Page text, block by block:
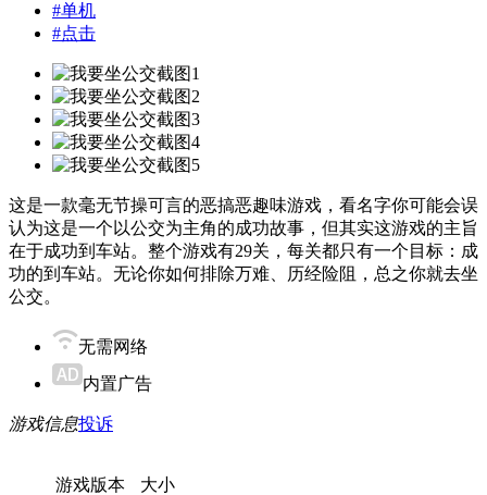
#单机
#点击
这是一款毫无节操可言的恶搞恶趣味游戏，看名字你可能会误
认为这是一个以公交为主角的成功故事，但其实这游戏的主旨
在于成功到车站。整个游戏有29关，每关都只有一个目标：成
功的到车站。无论你如何排除万难、历经险阻，总之你就去坐
公交。
无需网络
内置广告
游戏信息投诉
游戏版本 大小